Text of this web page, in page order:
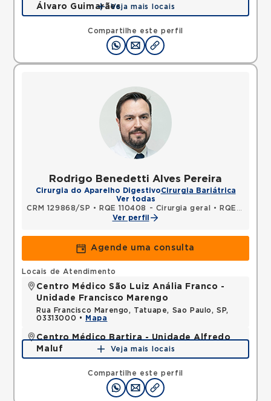
Compartilhe este perfil
Álvaro Guimarães
Avenida Alvaro Guimaraes, Assuncao, Sao Bernardo
do Campo, SP, 09810010 •
Mapa
Veja mais locais
Rodrigo Benedetti Alves Pereira
Cirurgia do Aparelho DigestivoCirurgia Bariátrica
Ver todas
CRM 129868/SP • RQE 110408 - Cirurgia geral •
RQE 110409 - Cirurgia do aparelho digestivo
Ver perfil
Agende uma consulta
Compartilhe este perfil
Locais de Atendimento
Centro Médico São Luiz Anália Franco -
Unidade Francisco Marengo
Rua Francisco Marengo, Tatuape, Sao Paulo, SP,
03313000 •
Mapa
Centro Médico Bartira - Unidade Alfredo
Maluf
Avenida Alfredo Maluf, Jardim Santo Antonio,
Santo Andre, SP, 09240410 •
Mapa
Veja mais locais